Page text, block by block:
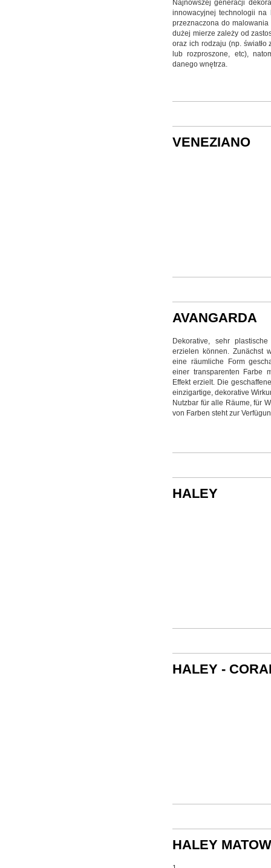
Najnowszej generacji
innowacyjnej technologii na
przeznaczona do
dużej mierze zależy od
oraz ich rodzaju (np. światło
lub rozproszone, etc),
danego wnętrza.
VENEZIANO
AVANGARDA
Dekorative, sehr
erzielen können. Zunächst
eine räumliche Form
einer transparenten Farbe
Effekt erzielt. Die
einzigartige, dekorative
Nutzbar für alle Räume, für
von Farben steht zur
HALEY
HALEY -
HALEY